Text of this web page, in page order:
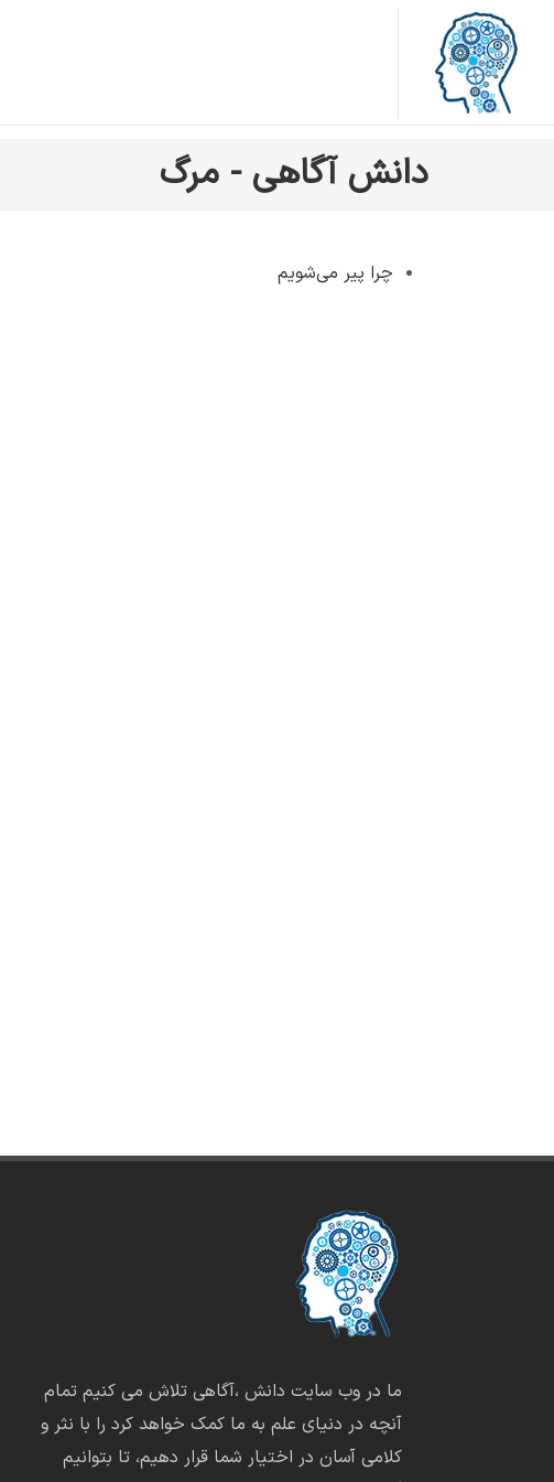
دانش آگاهی - مرگ
چرا پیر می‌شویم
ما در وب سایت دانش ،آگاهی تلاش می کنیم تمام
آنچه در دنیای علم به ما کمک خواهد کرد را با نثر و
کلامی آسان در اختیار شما قرار دهیم، تا بتوانیم